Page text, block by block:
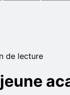
de lecture